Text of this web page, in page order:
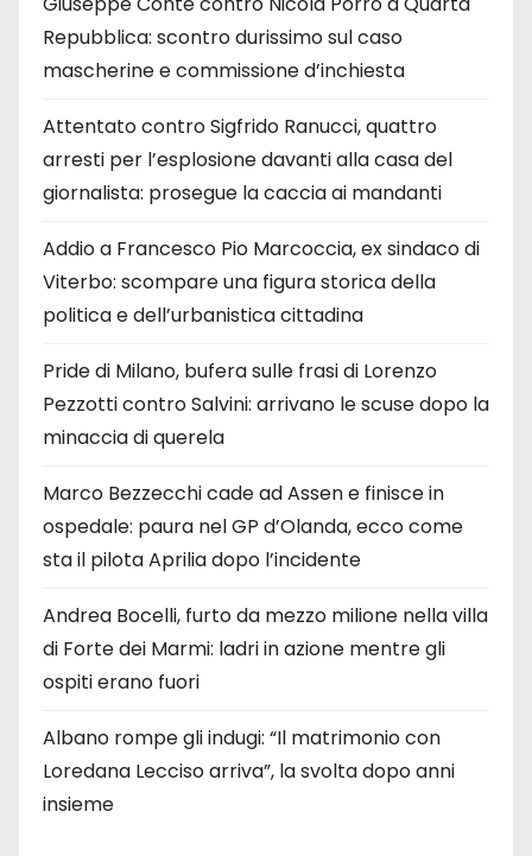
Repubblica: scontro durissimo sul caso
mascherine e commissione d’inchiesta
Attentato contro Sigfrido Ranucci, quattro
arresti per l’esplosione davanti alla casa del
giornalista: prosegue la caccia ai mandanti
Addio a Francesco Pio Marcoccia, ex sindaco di
Viterbo: scompare una figura storica della
politica e dell’urbanistica cittadina
Pride di Milano, bufera sulle frasi di Lorenzo
Pezzotti contro Salvini: arrivano le scuse dopo la
minaccia di querela
Marco Bezzecchi cade ad Assen e finisce in
ospedale: paura nel GP d’Olanda, ecco come
sta il pilota Aprilia dopo l’incidente
Andrea Bocelli, furto da mezzo milione nella villa
di Forte dei Marmi: ladri in azione mentre gli
ospiti erano fuori
Albano rompe gli indugi: “Il matrimonio con
Loredana Lecciso arriva”, la svolta dopo anni
insieme